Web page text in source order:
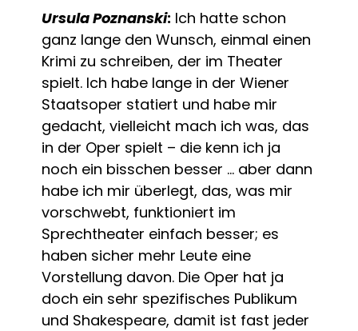
Ursula Poznanski: Ich hatte schon
ganz lange den Wunsch, einmal einen
Krimi zu schreiben, der im Theater
spielt. Ich habe lange in der Wiener
Staatsoper statiert und habe mir
gedacht, vielleicht mach ich was, das
in der Oper spielt – die kenn ich ja
noch ein bisschen besser … aber dann
habe ich mir überlegt, das, was mir
vorschwebt, funktioniert im
Sprechtheater einfach besser; es
haben sicher mehr Leute eine
Vorstellung davon. Die Oper hat ja
doch ein sehr spezifisches Publikum
und Shakespeare, damit ist fast jeder